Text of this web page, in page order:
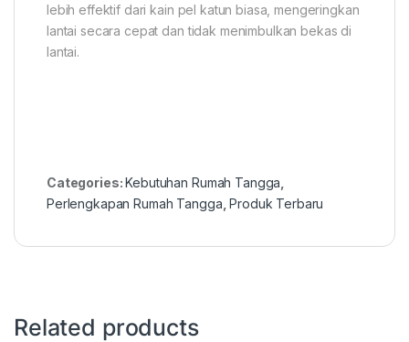
lebih effektif dari kain pel katun biasa, mengeringkan
lantai secara cepat dan tidak menimbulkan bekas di
lantai.
Categories:Kebutuhan Rumah Tangga
Perlengkapan Rumah Tangga ,Produk Terbaru
Related products